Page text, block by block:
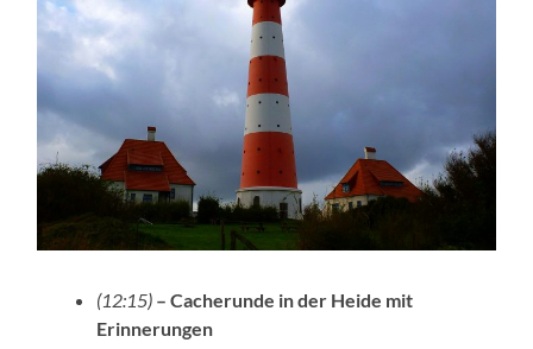
(12:15) – Cacherunde in der Heide mit
Erinnerungen